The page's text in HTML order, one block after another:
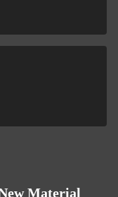
Material